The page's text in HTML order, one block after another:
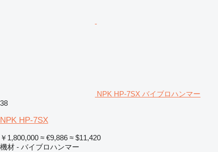
NPK HP-7SX バイブロハンマー
38
NPK HP-7SX
￥1,800,000 ≈ €9,886 ≈ $11,420
機材 - バイブロハンマー